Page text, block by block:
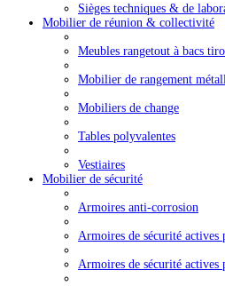
Sièges techniques & de
Mobilier de réunion & collectivité
Meubles rangetout à bacs
Mobilier de rangement
Mobiliers de change
Tables polyvalentes
Vestiaires
Mobilier de sécurité
Armoires anti-corrosion
Armoires de sécurité actives
Armoires de sécurité actives